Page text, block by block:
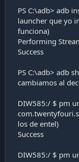
PS C:\adb> adb
launcher que yo
funciona)
Performing
Success
PS C:\adb> adb
cambiamos al
DIW585:/ $ pm
los de entel)
Success
DIW585:/ $ pm